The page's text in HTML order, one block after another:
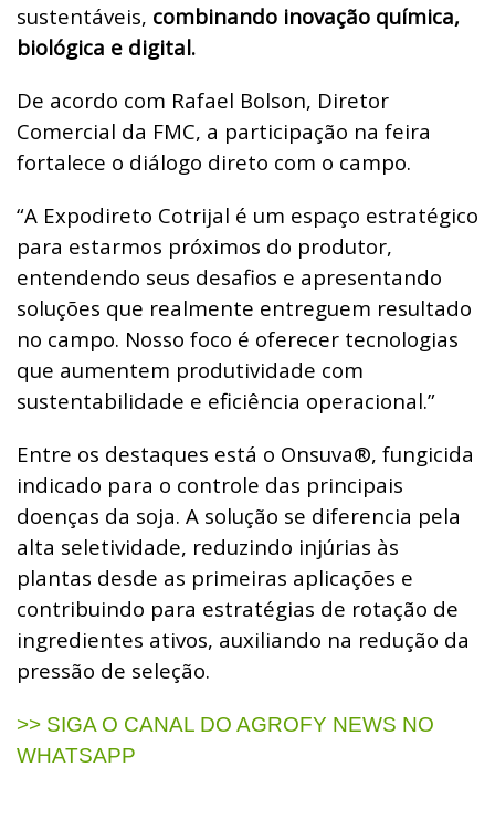
sustentáveis, combinando inovação química,
biológica e digital.
De acordo com Rafael Bolson, Diretor
Comercial da FMC, a participação na feira
fortalece o diálogo direto com o campo.
“A Expodireto Cotrijal é um espaço estratégico
para estarmos próximos do produtor,
entendendo seus desafios e apresentando
soluções que realmente entreguem resultado
no campo. Nosso foco é oferecer tecnologias
que aumentem produtividade com
sustentabilidade e eficiência operacional.”
Entre os destaques está o Onsuva®, fungicida
indicado para o controle das principais
doenças da soja. A solução se diferencia pela
alta seletividade, reduzindo injúrias às
plantas desde as primeiras aplicações e
contribuindo para estratégias de rotação de
ingredientes ativos, auxiliando na redução da
pressão de seleção.
>> SIGA O CANAL DO AGROFY NEWS NO
WHATSAPP